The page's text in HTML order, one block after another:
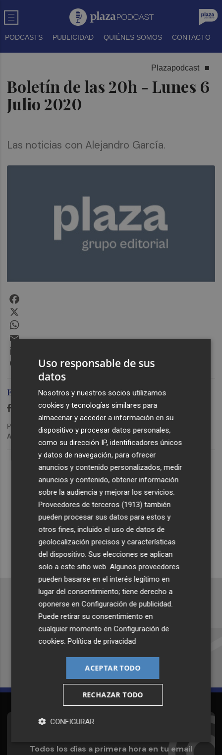
PODCASTS PUBLICIDAD QUIÉNES SOMOS CONTACTO
Plazapodcast
Boletín de las 20h - Lunes 6
Julio 2020
Las noticias con Alejandro García.
Lo Más Escuchado
Suscríbete al canal de
Whatsapp
Siempre al día de las últimas noticias
¡Quiero suscribirme!
Messenger
Ediciones Plaza
Publicado: 06/07/2020 ·
Actualizado: 29/01/2024 · 11:17
Recibe toda la actualidad de
Plaza Podcast en tu correo
Todos los días a primera hora en tu email
Uso responsable de sus
datos
Nosotros y nuestros socios utilizamos
cookies y tecnologías similares para
almacenar y acceder a información en su
dispositivo y procesar datos personales,
como su dirección IP, identificadores únicos
y datos de navegación, para ofrecer
anuncios y contenido personalizados, medir
anuncios y contenido, obtener información
sobre la audiencia y mejorar los servicios.
Proveedores de terceros (1913) también
pueden procesar sus datos para estos y
otros fines, incluido el uso de datos de
geolocalización precisos y características
del dispositivo. Sus elecciones se aplican
solo a este sitio web. Algunos proveedores
pueden basarse en el interés legítimo en
lugar del consentimiento; tiene derecho a
oponerse enConfiguración de publicidad
Puede retirar su consentimiento en
cualquier momento enConfiguración de
cookies .Política de privacidad
ACEPTAR TODO
RECHAZAR TODO
CONFIGURAR